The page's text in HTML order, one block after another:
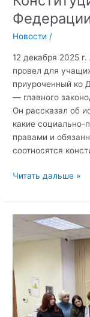
Новости /
12 декабря 2025
провел для
приуроченный ко
— главного
Он рассказал об
какие социально-
правами и
соотносятся
Открытый
«День
Конституции
Российской
Федерации»
Читать дальше »